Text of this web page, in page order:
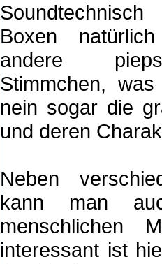
Boxen
andere
Stimmchen,
nein sogar die
und deren
Neben
kann man
menschlichen
interessant ist